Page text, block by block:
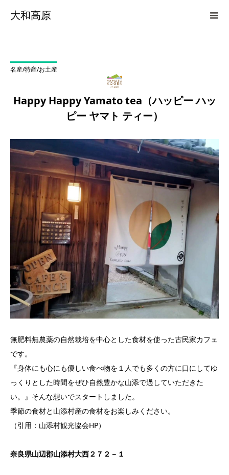
大和高原
名産/特産/お土産
Happy Happy Yamato tea（ハッピー ハッ
ピー ヤマト ティー）
無肥料無農薬の自然栽培を中心とした食材を使った古民家カフェ
です。
『身体にも心にも優しい食べ物を１人でも多くの方に口にしてゆ
っくりとした時間をぜひ自然豊かな山添で過していただきた
い。』そんな想いでスタートしました。
季節の食材と山添村産の食材をお楽しみください。
（引用：山添村観光協会HP）
奈良県山辺郡山添村大西２７２－１